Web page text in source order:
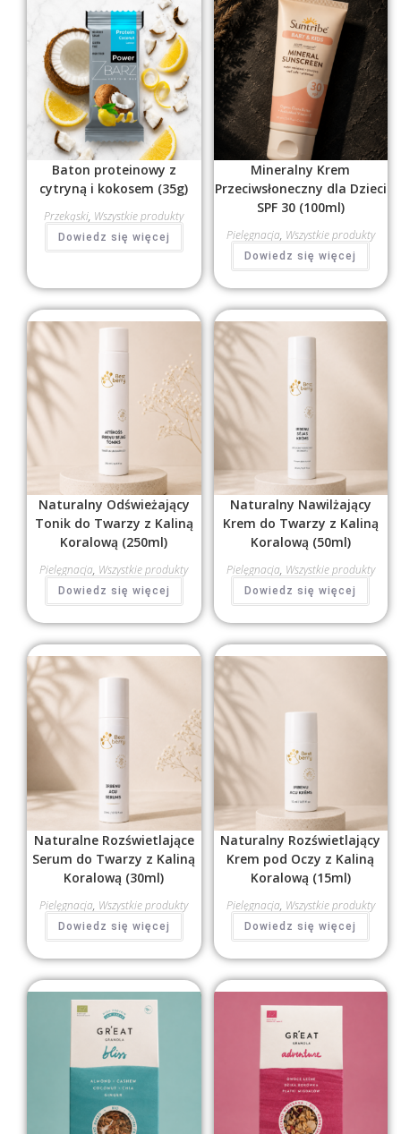
Przekąski, Wszystkie produkty
Baton proteinowy z
cytryną i kokosem (35g)
Dowiedz się więcej Pielęgnacja, Wszystkie produkty
Mineralny Krem
Przeciwsłoneczny dla Dzieci
SPF 30 (100ml)
Dowiedz się więcej
Pielęgnacja, Wszystkie produkty
Naturalny Odświeżający
Tonik do Twarzy z Kaliną
Koralową (250ml)
Dowiedz się więcej
Pielęgnacja, Wszystkie produkty
Naturalny Nawilżający
Krem do Twarzy z Kaliną
Koralową (50ml)
Dowiedz się więcej
Pielęgnacja, Wszystkie produkty
Naturalne Rozświetlające
Serum do Twarzy z Kaliną
Koralową (30ml)
Dowiedz się więcej
Pielęgnacja, Wszystkie produkty
Naturalny Rozświetlający
Krem pod Oczy z Kaliną
Koralową (15ml)
Dowiedz się więcej